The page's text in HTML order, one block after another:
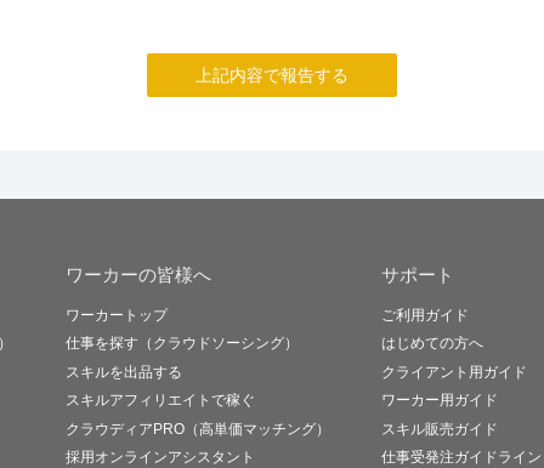
上記内容で報告する
ワーカーの皆様へ
ワーカートップ
仕事を探す（クラウドソーシング）
スキルを出品する
スキルアフィリエイトで稼ぐ
クラウディアPRO（高単価マッチング）
採用オンラインアシスタント
サポート
ご利用ガイド
はじめての方へ
クライアント用ガイド
ワーカー用ガイド
スキル販売ガイド
仕事受発注ガイドライン